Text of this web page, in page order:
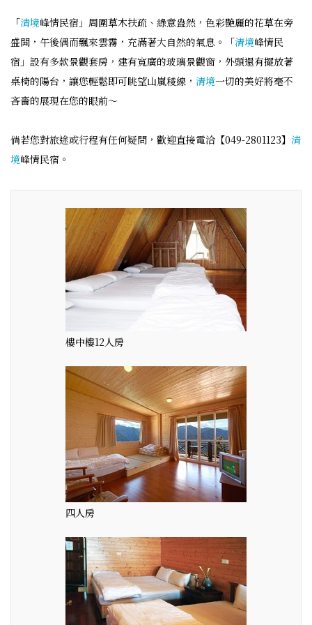
「清境峰情民宿」周圍草木扶疏、綠意盎然，色彩艷麗的花草在旁
盛開，午後偶而飄來雲霧，充滿著大自然的氣息。「清境峰情民
宿」設有多款景觀套房，建有寬廣的玻璃景觀窗，外頭還有擺放著
桌椅的陽台，讓您輕鬆即可眺望山嵐稜線， 清境一切的美好將毫不
吝嗇的展現在您的眼前～
倘若您對旅途或行程有任何疑問，歡迎直接電洽【049-2801123】 清
境峰情民宿。
樓中樓12人房
四人房